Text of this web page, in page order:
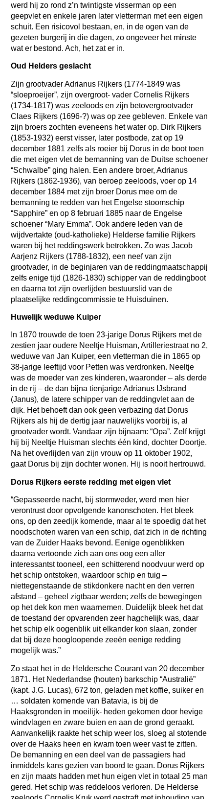
werd hij zo rond z’n twintigste visserman op een
geepvlet en enkele jaren later vletterman met een eigen
schuit. Een risicovol bestaan, en, in de ogen van de
gezeten burgerij in die dagen, zo ongeveer het minste
wat er bestond. Ach, het zat er in.
Oud Helders geslacht
Zijn grootvader Adrianus Rijkers (1774-1849 was
“sloeproeijer”, zijn overgroot- vader Cornelis Rijkers
(1734-1817) was zeeloods en zijn betovergrootvader
Claes Rijkers (1696-?) was op zee gebleven. Enkele van
zijn broers zochten eveneens het water op. Dirk Rijkers
(1853-1932) eerst visser, later postbode, zat op 19
december 1881 zelfs als roeier bij Dorus in de boot toen
die met eigen vlet de bemanning van de Duitse schoener
“Schwalbe” ging halen. Een andere broer, Adrianus
Rijkers (1862-1936), van beroep zeeloods, voer op 14
december 1884 met zijn broer Dorus mee om de
bemanning te redden van het Engelse stoomschip
“Sapphire” en op 8 februari 1885 naar de Engelse
schoener “Mary Emma”. Ook andere leden van de
wijdvertakte (oud-katholieke) Helderse familie Rijkers
waren bij het reddingswerk betrokken. Zo was Jacob
Aarjenz Rijkers (1788-1832), een neef van zijn
grootvader, in de beginjaren van de reddingmaatschappij
zelfs enige tijd (1826-1830) schipper van de reddingboot
en daarna tot zijn overlijden bestuurslid van de
plaatselijke reddingcommissie te Huisduinen.
Huwelijk weduwe Kuiper
In 1870 trouwde de toen 23-jarige Dorus Rijkers met de
zestien jaar oudere Neeltje Huisman, Artilleriestraat no 2,
weduwe van Jan Kuiper, een vletterman die in 1865 op
38-jarige leeftijd voor Petten was verdronken. Neeltje
was de moeder van zes kinderen, waaronder – als derde
in de rij – de dan bijna tienjarige Adrianus IJsbrand
(Janus), de latere schipper van de reddingvlet aan de
dijk. Het behoeft dan ook geen verbazing dat Dorus
Rijkers als hij de dertig jaar nauwelijks voorbij is, al
grootvader wordt. Vandaar zijn bijnaam: “Opa”. Zelf krijgt
hij bij Neeltje Huisman slechts één kind, dochter Doortje.
Na het overlijden van zijn vrouw op 11 oktober 1902,
gaat Dorus bij zijn dochter wonen. Hij is nooit hertrouwd.
Dorus Rijkers eerste redding met eigen vlet
“Gepasseerde nacht, bij stormweder, werd men hier
verontrust door opvolgende kanonschoten. Het bleek
ons, op den zeedijk komende, maar al te spoedig dat het
noodschoten waren van een schip, dat zich in de richting
van de Zuider Haaks bevond. Eenige ogenblikken
daarna vertoonde zich aan ons oog een aller
interessantst tooneel, een schitterend noodvuur werd op
het schip ontstoken, waardoor schip en tuig –
niettegenstaande de stikdonkere nacht en den verren
afstand – geheel zigtbaar werden; zelfs de bewegingen
op het dek kon men waarnemen. Duidelijk bleek het dat
de toestand der opvarenden zeer hagchelijk was, daar
het schip elk oogenblik uit elkander kon slaan, zonder
dat bij deze hoogloopende zeeën eenige redding
mogelijk was.”
Zo staat het in de Heldersche Courant van 20 december
1871. Het Nederlandse (houten) barkschip “Australië”
(kapt. J.G. Lucas), 672 ton, geladen met koffie, suiker en
… soldaten komende van Batavia, is bij de
Haaksgronden in moeilijk- heden gekomen door hevige
windvlagen en zware buien en aan de grond geraakt.
Aanvankelijk raakte het schip weer los, sloeg al stotende
over de Haaks heen en kwam toen weer vast te zitten.
De bemanning en een deel van de passagiers had
inmiddels kans gezien van boord te gaan. Dorus Rijkers
en zijn maats hadden met hun eigen vlet in totaal 25 man
gered. Het schip was reddeloos verloren. De Helderse